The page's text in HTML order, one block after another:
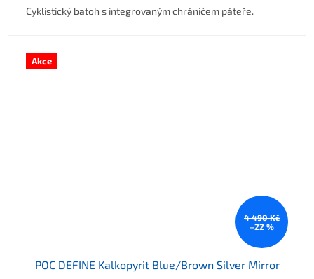
Cyklistický batoh s integrovaným chráničem páteře.
Akce
4 490 Kč
–22 %
POC DEFINE Kalkopyrit Blue/Brown Silver Mirror